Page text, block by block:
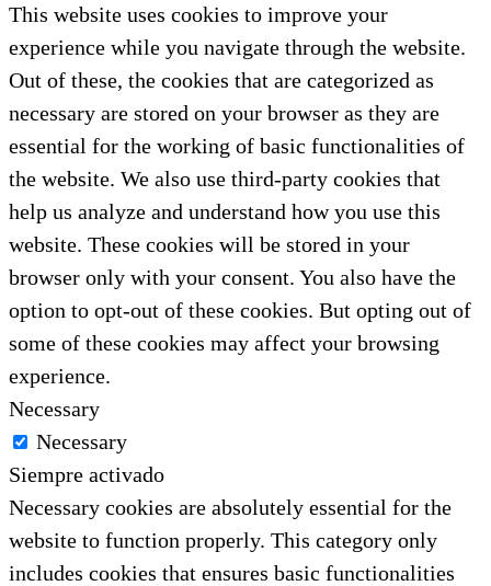
This website uses cookies to improve your
experience while you navigate through the website.
Out of these, the cookies that are categorized as
necessary are stored on your browser as they are
essential for the working of basic functionalities of
the website. We also use third-party cookies that
help us analyze and understand how you use this
website. These cookies will be stored in your
browser only with your consent. You also have the
option to opt-out of these cookies. But opting out of
some of these cookies may affect your browsing
experience.
Necessary
Necessary
Siempre activado
Necessary cookies are absolutely essential for the
website to function properly. This category only
includes cookies that ensures basic functionalities